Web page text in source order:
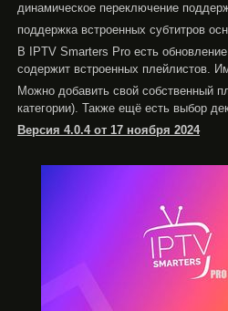
динамическое переключение
поддержка встроенных субтитров
В IРTV Smarters Pro есть
содержит встроенных плейлистов.
Можно добавить свой собственный
категории). Также ещё есть выбор
Версия 4.0.4 от 17 ноября 2024